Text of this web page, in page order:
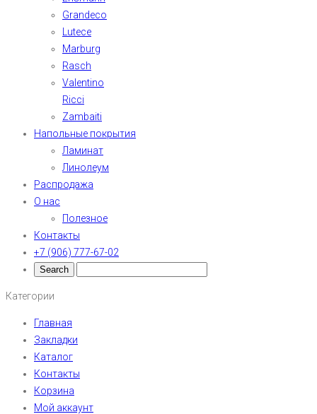
Grandeco
Lutece
Marburg
Rasch
Valentino
Ricci
Zambaiti
Напольные покрытия
Ламинат
Линолеум
Распродажа
О нас
Полезное
Контакты
+7 (906) 777-67-02
Категории
Главная
Закладки
Каталог
Контакты
Корзина
Мой аккаунт